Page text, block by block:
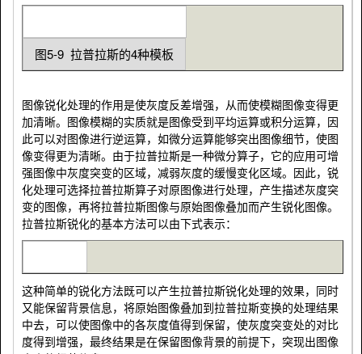
图5-9 拉普拉斯的4种模板
图像锐化处理的作用是使灰度反差增强，从而使模糊图像变得更
加清晰。图像模糊的实质就是图像受到平均运算或积分运算，因
此可以对图像进行逆运算，如微分运算能够突出图像细节，使图
像变得更为清晰。由于拉普拉斯是一种微分算子，它的应用可增
强图像中灰度突变的区域，减弱灰度的缓慢变化区域。因此，锐
化处理可选择拉普拉斯算子对原图像进行处理，产生描述灰度突
变的图像，再将拉普拉斯图像与原始图像叠加而产生锐化图像。
拉普拉斯锐化的基本方法可以由下式表示：
这种简单的锐化方法既可以产生拉普拉斯锐化处理的效果，同时
又能保留背景信息，将原始图像叠加到拉普拉斯变换的处理结果
中去，可以使图像中的各灰度值得到保留，使灰度突变处的对比
度得到增强，最终结果是在保留图像背景的前提下，突现出图像